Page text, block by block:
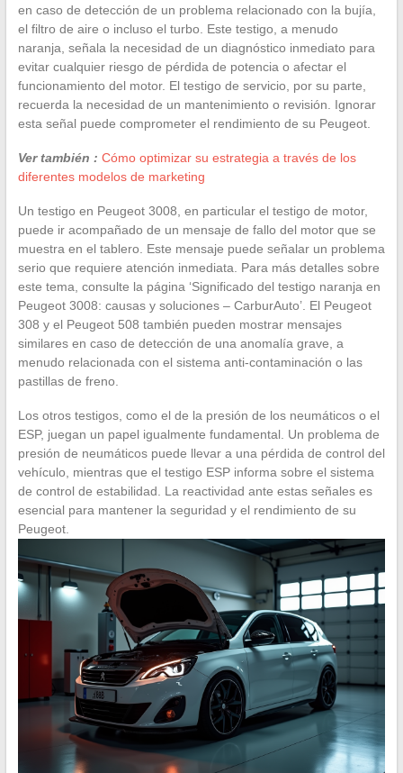
en caso de detección de un problema relacionado con la bujía,
el filtro de aire o incluso el turbo. Este testigo, a menudo
naranja, señala la necesidad de un diagnóstico inmediato para
evitar cualquier riesgo de pérdida de potencia o afectar el
funcionamiento del motor. El testigo de servicio, por su parte,
recuerda la necesidad de un mantenimiento o revisión. Ignorar
esta señal puede comprometer el rendimiento de su Peugeot.
Ver también : Cómo optimizar su estrategia a través de los
diferentes modelos de marketing
Un testigo en Peugeot 3008, en particular el testigo de motor,
puede ir acompañado de un mensaje de fallo del motor que se
muestra en el tablero. Este mensaje puede señalar un problema
serio que requiere atención inmediata. Para más detalles sobre
este tema, consulte la página ‘Significado del testigo naranja en
Peugeot 3008: causas y soluciones – CarburAuto’. El Peugeot
308 y el Peugeot 508 también pueden mostrar mensajes
similares en caso de detección de una anomalía grave, a
menudo relacionada con el sistema anti-contaminación o las
pastillas de freno.
Los otros testigos, como el de la presión de los neumáticos o el
ESP, juegan un papel igualmente fundamental. Un problema de
presión de neumáticos puede llevar a una pérdida de control del
vehículo, mientras que el testigo ESP informa sobre el sistema
de control de estabilidad. La reactividad ante estas señales es
esencial para mantener la seguridad y el rendimiento de su
Peugeot.